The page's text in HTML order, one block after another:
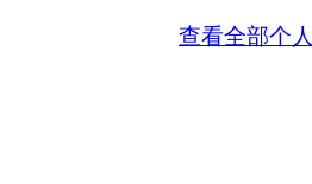
查看全部个